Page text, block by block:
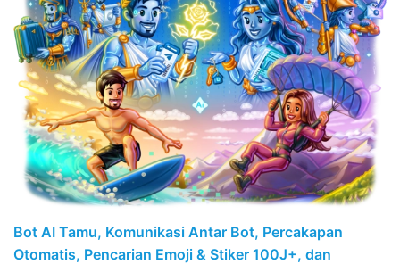
Bot AI Tamu, Komunikasi Antar Bot, Percakapan
Otomatis, Pencarian Emoji & Stiker 100J+, dan